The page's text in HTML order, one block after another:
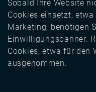
Sobald Ihre Website
Cookies einsetzt,
Marketing, benötigen
Einwilligungsbanner.
Cookies, etwa für den
ausgenommen.